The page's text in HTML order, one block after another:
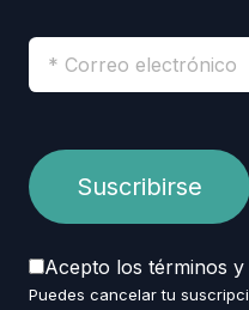
Acepto los términos y
Puedes cancelar tu